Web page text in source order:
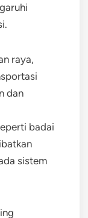
raya,
dan
badai
sistem